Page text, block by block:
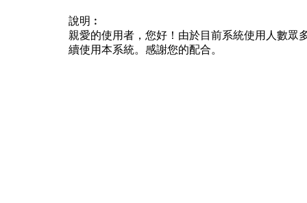
說明︰
親愛的使用者，您好！由於目前系統使用人數眾
續使用本系統。感謝您的配合。